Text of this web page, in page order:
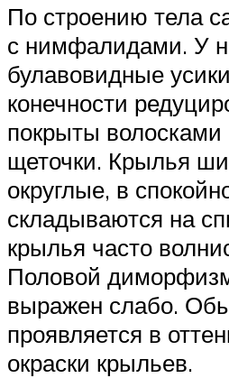
По строению тела
с нимфалидами. У
булавовидные
конечности
покрыты волосками
щеточки. Крылья
округлые, в
складываются на
крылья часто
Половой
выражен слабо.
проявляется в
окраски крыльев.